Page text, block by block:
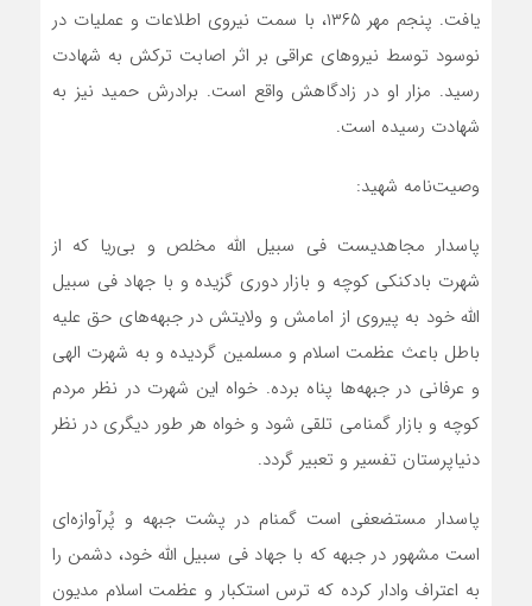
یافت. پنجم مهر ۱۳۶۵، با سمت نیروی اطلاعات و عملیات در
نوسود توسط نیروهای عراقی بر اثر اصابت ترکش به شهادت
رسید. مزار او در زادگاهش واقع است. برادرش حمید نیز به
شهادت رسیده است.
وصیت‌نامه شهید:
پاسدار مجاهدیست فی سبیل الله مخلص و بی‌ریا که از
شهرت بادکنکی کوچه و بازار دوری گزیده و با جهاد فی سبیل
الله خود به پیروی از امامش و ولایتش در جبهه‌های حق علیه
باطل باعث عظمت اسلام و مسلمین گردیده و به شهرت الهی
و عرفانی در جبهه‌ها پناه برده. خواه این شهرت در نظر مردم
کوچه و بازار گمنامی تلقی شود و خواه هر طور دیگری در نظر
دنیاپرستان تفسیر و تعبیر گردد.
پاسدار مستضعفی است گمنام در پشت جبهه و پُرآوازه‌ای
است مشهور در جبهه که با جهاد فی سبیل الله خود، دشمن را
به اعتراف وادار کرده که ترس استکبار و عظمت اسلام مدیون